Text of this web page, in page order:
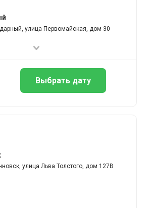
улица Первомайская, дом 30
Выбрать дату
улица Льва Толстого, дом 127В